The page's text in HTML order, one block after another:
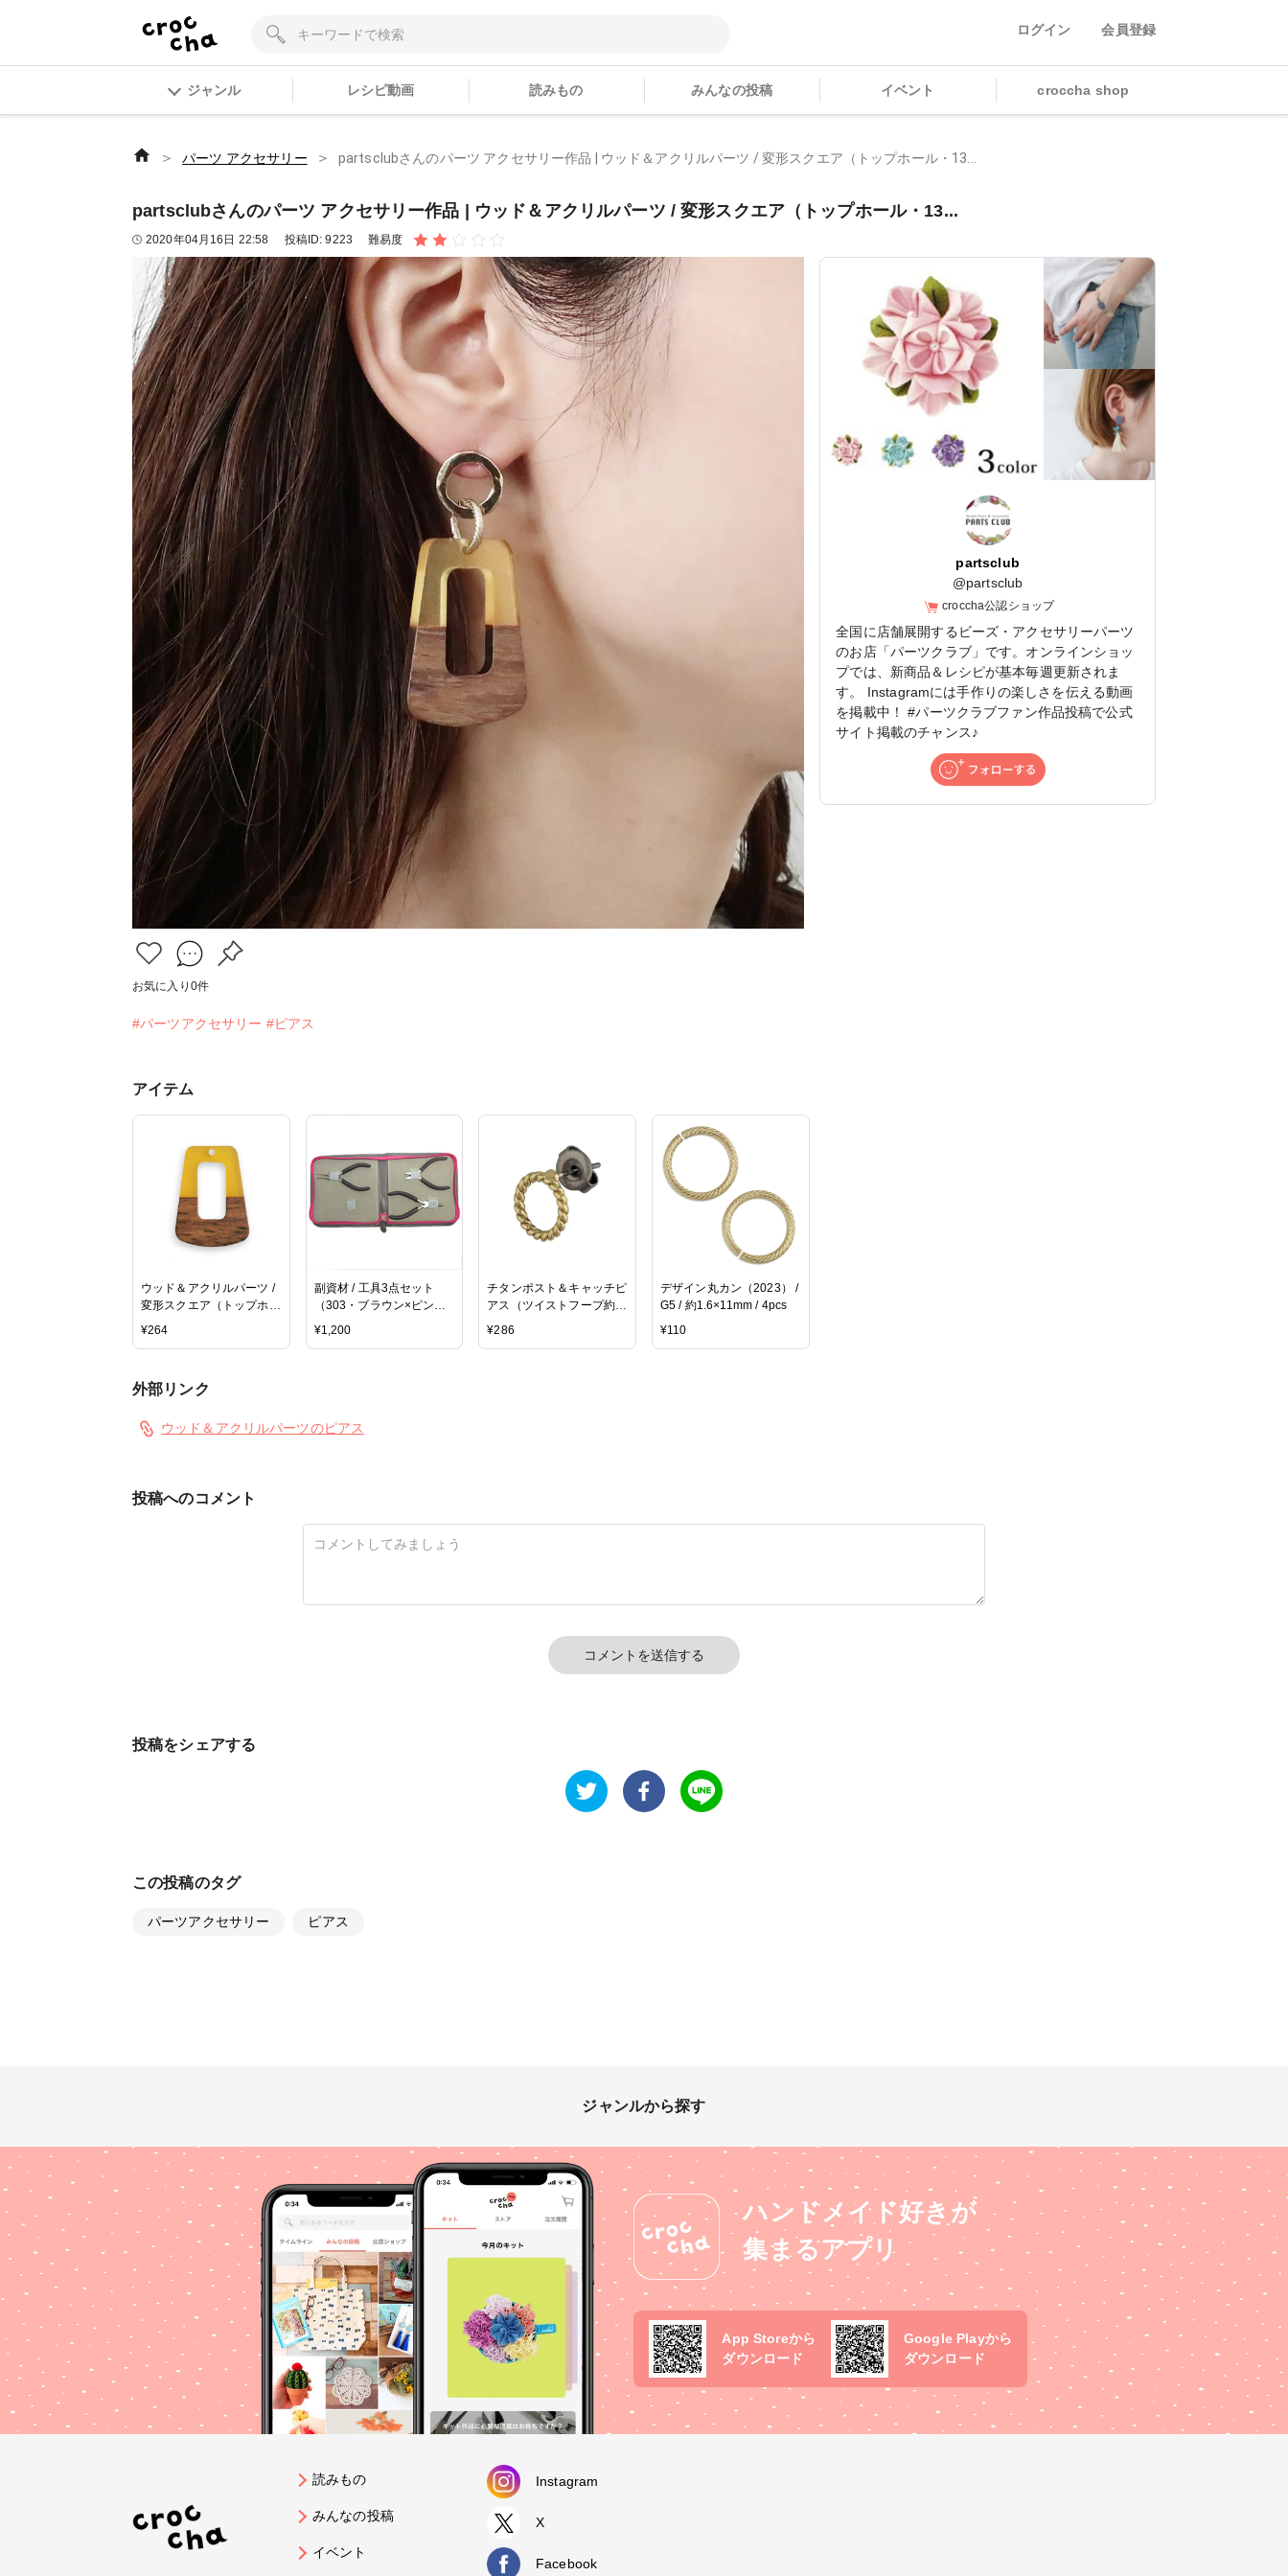
ログイン 会員登録
ジャンル レシピ動画 読みもの みんなの投稿 イベント croccha shop
＞ パーツ アクセサリー ＞ partsclubさんのパーツ アクセサリー作品 | ウッド＆アクリルパーツ / 変形スクエア（トップホール・13...
partsclubさんのパーツ アクセサリー作品 | ウッド＆アクリルパーツ / 変形スクエア（トップホール・13...
2020年04月16日 22:58 投稿ID:9223 難易度
お気に入り 0件
#パーツアクセサリー #ピアス
partsclub
@partsclub
croccha公認ショップ
全国に店舗展開するビーズ・アクセサリーパーツ
のお店「パーツクラブ」です。オンラインショッ
プでは、新商品＆レシピが基本毎週更新されま
す。 Instagramには手作りの楽しさを伝える動画
を掲載中！ #パーツクラブファン作品投稿で公式
サイト掲載のチャンス♪
アイテム
ウッド＆アクリルパーツ /
変形スクエア（トップホー
ル・1311）/ 4 / 約
¥264
副資材 / 工具3点セット
（303・ブラウン×ピン
ク）
¥1,200
チタンポスト＆キャッチピ
アス（ツイストフープ約
10mm）/ G5 / 1ペア
¥286
デザイン丸カン（2023） /
G5 / 約1.6×11mm / 4pcs
¥110
外部リンク
ウッド＆アクリルパーツのピアス
投稿へのコメント
コメントを送信する
投稿をシェアする
この投稿のタグ
パーツアクセサリー ピアス
ジャンルから探す
ハンドメイド好きが
集まるアプリ
App Storeから
ダウンロード
Google Playから
ダウンロード
読みもの
みんなの投稿
イベント
Instagram
X
Facebook